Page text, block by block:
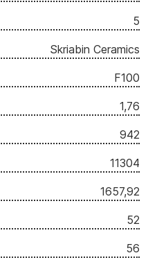
5
Skriabin Ceramics
F100
1,76
942
11304
1657,92
52
56